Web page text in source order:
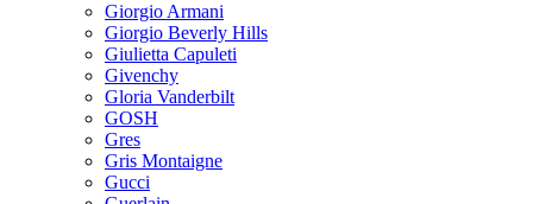
Giorgio Armani
Giorgio Beverly Hills
Giulietta Capuleti
Givenchy
Gloria Vanderbilt
GOSH
Gres
Gris Montaigne
Gucci